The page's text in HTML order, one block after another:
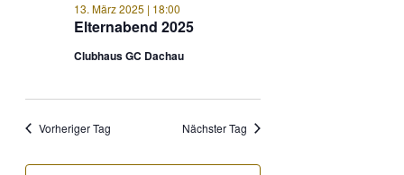
Elternabend 2025
13. März 2025 | 18:00
Clubhaus GC Dachau
Vorheriger Tag Nächster Tag